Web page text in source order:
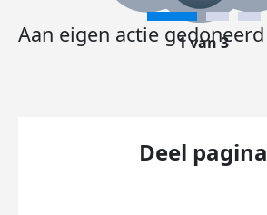
Aan eigen actie gedoneerd
1 van 3
Deel pagina